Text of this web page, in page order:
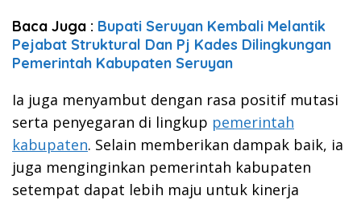
Baca Juga : Bupati Seruyan Kembali Melantik
Pejabat Struktural Dan Pj Kades Dilingkungan
Pemerintah Kabupaten Seruyan
Ia juga menyambut dengan rasa positif mutasi
serta penyegaran di lingkup pemerintah
kabupaten. Selain memberikan dampak baik, ia
juga menginginkan pemerintah kabupaten
setempat dapat lebih maju untuk kinerja